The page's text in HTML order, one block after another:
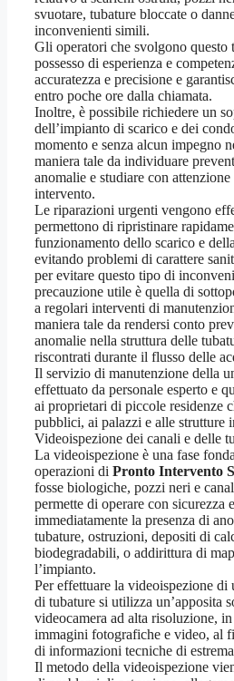
svuotare, tubature bloccate o
inconvenienti simili.
Gli operatori che svolgono
possesso di esperienza e
accuratezza e precisione e
entro poche ore dalla chiamata.
Inoltre, è possibile richiedere un
dell’impianto di scarico e dei
momento e senza alcun impegno
maniera tale da individuare
anomalie e studiare con
intervento.
Le riparazioni urgenti vengono
permettono di ripristinare
funzionamento dello scarico e
evitando problemi di carattere
per evitare questo tipo di
precauzione utile è quella di
a regolari interventi di
maniera tale da rendersi conto
anomalie nella struttura delle
riscontrati durante il flusso delle
Il servizio di manutenzione della
effettuato da personale esperto e
ai proprietari di piccole residenze
pubblici, ai palazzi e alle strutture
Videoispezione dei canali e delle
La videoispezione è una fase
operazioni di Pronto Intervento
fosse biologiche, pozzi neri e
permette di operare con sicurezza
immediatamente la presenza di
tubature, ostruzioni, depositi di
biodegradabili, o addirittura di
l’impianto.
Per effettuare la videoispezione di
di tubature si utilizza un’apposita
videocamera ad alta risoluzione,
immagini fotografiche e video, al
di informazioni tecniche di
Il metodo della videoispezione